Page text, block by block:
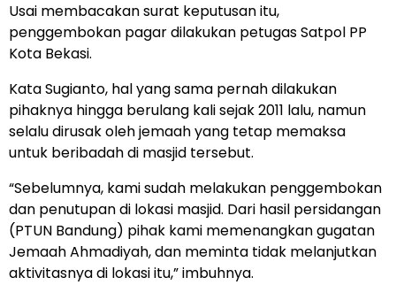
Usai membacakan surat keputusan itu,
penggembokan pagar dilakukan petugas Satpol PP
Kota Bekasi.
Kata Sugianto, hal yang sama pernah dilakukan
pihaknya hingga berulang kali sejak 2011 lalu, namun
selalu dirusak oleh jemaah yang tetap memaksa
untuk beribadah di masjid tersebut.
“Sebelumnya, kami sudah melakukan penggembokan
dan penutupan di lokasi masjid. Dari hasil persidangan
(PTUN Bandung) pihak kami memenangkan gugatan
Jemaah Ahmadiyah, dan meminta tidak melanjutkan
aktivitasnya di lokasi itu,” imbuhnya.